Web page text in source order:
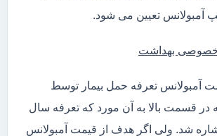
آمبولانس تعیین می شود.
خصوصی بهداشت
آمبولانس تعرفه حمل بیمار توسط
در قسمت بالا به آن مورد که تعرفه سال
اشاره شد. ولی اگر هدف از قیمت آمبولانس